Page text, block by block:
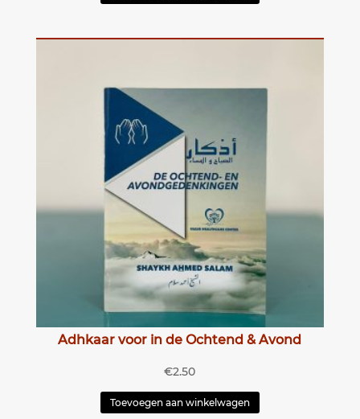
Adhkaar voor in de Ochtend & Avond
€2.50
Toevoegen aan winkelwagen